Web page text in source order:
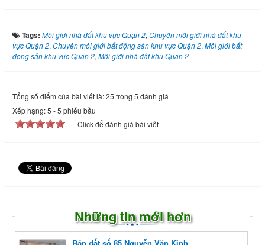
Tags: Môi giới nhà đất khu vực Quận 2, Chuyên môi giới nhà đất khu
vực Quận 2, Chuyên môi giới bất động sản khu vực Quận 2, Môi giới bất
động sản khu vực Quận 2, Môi giới nhà đất khu Quận 2
Tổng số điểm của bài viết là: 25 trong 5 đánh giá
Xếp hạng:5 -5 phiếu bầu
Click để đánh giá bài viết
Những tin mới hơn